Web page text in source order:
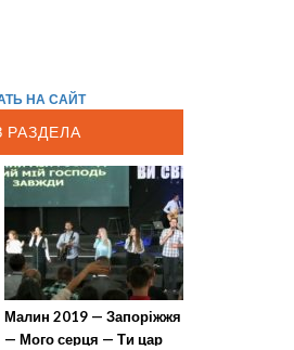
НА САЙТ
Малин 2019 — Запоріжжя
— Мого серця — Ти цар